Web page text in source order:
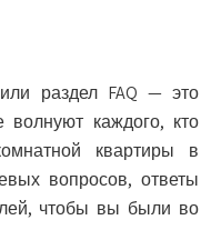
раздел FAQ — это
волнуют каждого, кто
квартиры в
вопросов, ответы
чтобы вы были во